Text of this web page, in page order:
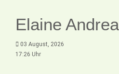
Elaine Andrea
03 August, 2026
17:26 Uhr